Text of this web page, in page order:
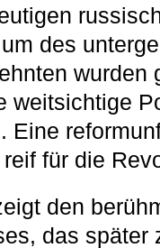
des
wurden
weitsichtige
Eine
für die
den
das später